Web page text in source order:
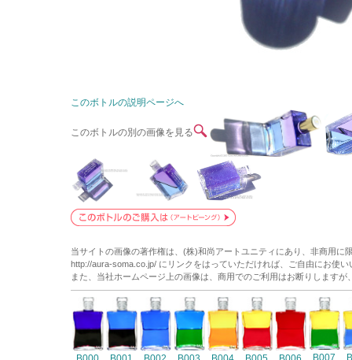
このボトルの説明ページへ
このボトルの別の画像を見る
当サイトの画像の著作権は、(株)和尚アートユニティにあり、非商用
http://aura-soma.co.jp/ にリンクをはっていただければ、ご自由にお使い
また、当社ホームページ上の画像は、商用でのご利用はお断りします
B007